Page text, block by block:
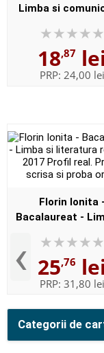
Categorii de
‹
Limba si
pentru clasa a V-a
Ionita
18,87 lei
PRP: 24,00 lei
Florin Ionita -
Bacalaureat -
Profil real. Proba
proba orala
25,76 lei
PRP: 31,80 lei